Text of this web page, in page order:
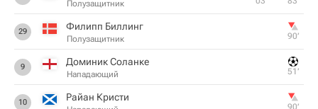
Полузащитник
29 Филипп Биллинг
Полузащитник 90‎’‎
9 Доминик Соланке
Нападающий 51‎’‎
10 Райан Кристи
90‎’‎